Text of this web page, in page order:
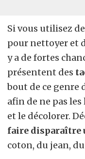
Si vous utilisez
pour nettoyer et
y a de fortes
présentent des
bout de ce genre
afin de ne pas
et le décolorer.
faire disparaître
coton, du jean,